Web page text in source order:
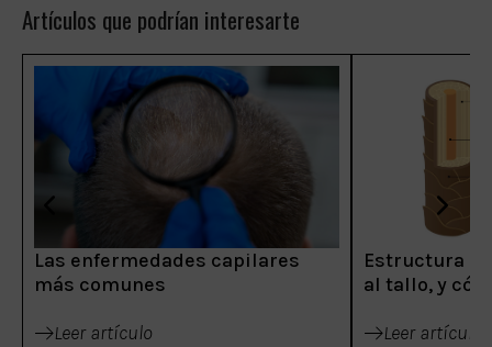
Artículos que podrían interesarte
Las enfermedades capilares
más comunes
Leer artículo
Estructura
al tallo, y
Leer artículo